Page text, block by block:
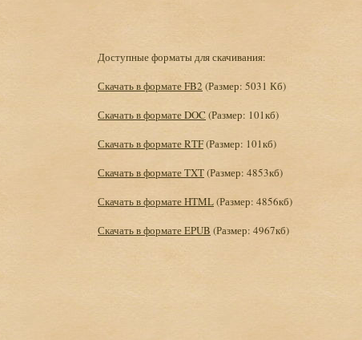
Доступные форматы для скачивания:
Скачать в формате FB2 (Размер: 5031 Кб)
Скачать в формате DOC (Размер: 101кб)
Скачать в формате RTF(Размер: 101кб)
Скачать в формате TXT(Размер: 4853кб)
Скачать в формате HTML(Размер: 4856кб)
Скачать в формате EPUB (Размер: 4967кб)